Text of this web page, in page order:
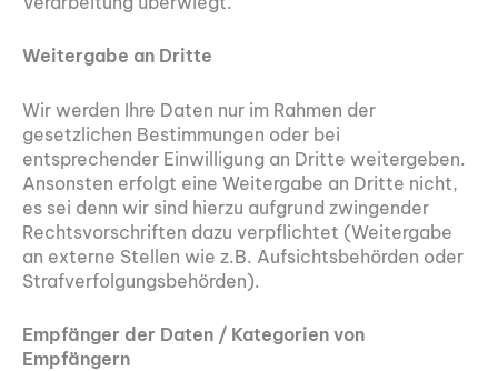
Weitergabe an Dritte
Wir werden Ihre Daten nur im Rahmen der
gesetzlichen Bestimmungen oder bei
entsprechender Einwilligung an Dritte weitergeben.
Ansonsten erfolgt eine Weitergabe an Dritte nicht,
es sei denn wir sind hierzu aufgrund zwingender
Rechtsvorschriften dazu verpflichtet (Weitergabe
an externe Stellen wie z.B. Aufsichtsbehörden oder
Strafverfolgungsbehörden).
Empfänger der Daten / Kategorien von
Empfängern